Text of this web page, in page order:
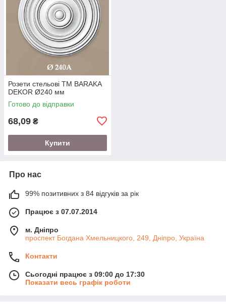
Розети стельові TM BARAKA
DEKOR Ø240 мм
Готово до відправки
68,09 ₴
Купити
Про нас
99% позитивних з 84 відгуків за рік
Працює з 07.07.2014
м. Дніпро
проспект Богдана Хмельницкого, 249, Дніпро, Україна
Контакти
Сьогодні працює з 09:00 до 17:30
Показати весь графік роботи